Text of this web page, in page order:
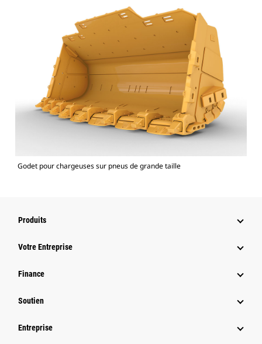
Godet pour chargeuses sur pneus de grande taille
Produits
Votre Entreprise
Finance
Soutien
Entreprise